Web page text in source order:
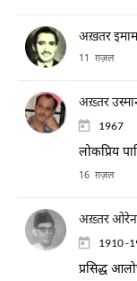
अख़तर इमाम
11 ग़ज़ल
अख़्तर
1967
लोकप्रिय
16 ग़ज़ल
अख़्तर
1910 -
प्रसिद्ध